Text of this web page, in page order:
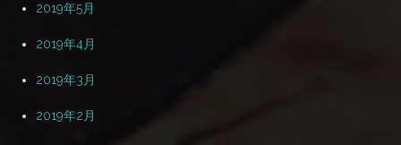
2019年5月
2019年4月
2019年3月
2019年2月